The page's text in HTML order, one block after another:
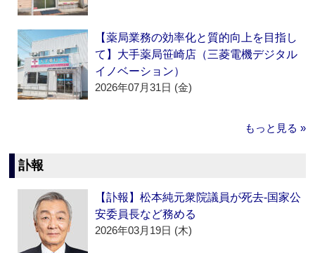
【薬局業務の効率化と質的向上を目指し
て】大手薬局笹崎店（三菱電機デジタル
イノベーション）
2026年07月31日 (金)
もっと見る »
訃報
【訃報】松本純元衆院議員が死去‐国家公
安委員長など務める
2026年03月19日 (木)